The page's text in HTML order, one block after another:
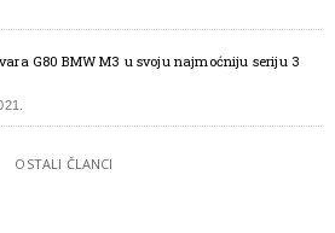
G80 BMW M3 u svoju najmoćniju seriju 3
OSTALI ČLANCI